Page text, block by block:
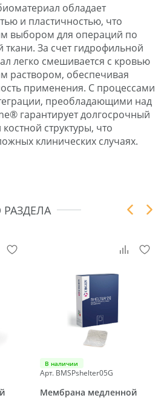
обладает
и пластичностью, что
выбором для операций по
ткани. За счет гидрофильной
легко смешивается с кровью
раствором, обеспечивая
применения. С процессами
преобладающими над
гарантирует долгосрочный
структуры, что
клинических случаях.
В наличии
Арт. BMSPshelter05G
Мембрана медленной